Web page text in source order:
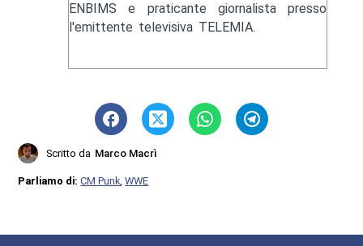
ENBIMS e praticante giornalista presso
l'emittente televisiva TELEMIA.
Scritto da Marco Macrì
Parliamo di:CM Punk,WWE